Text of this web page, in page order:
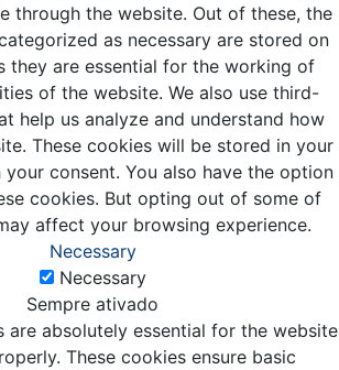
through the website. Out of these, the
as necessary are stored on
they are essential for the working of
of the website. We also use third-
help us analyze and understand how
These cookies will be stored in your
consent. You also have the option
cookies. But opting out of some of
affect your browsing experience.
Necessary
Necessary
Sempre ativado
are absolutely essential for the website
These cookies ensure basic